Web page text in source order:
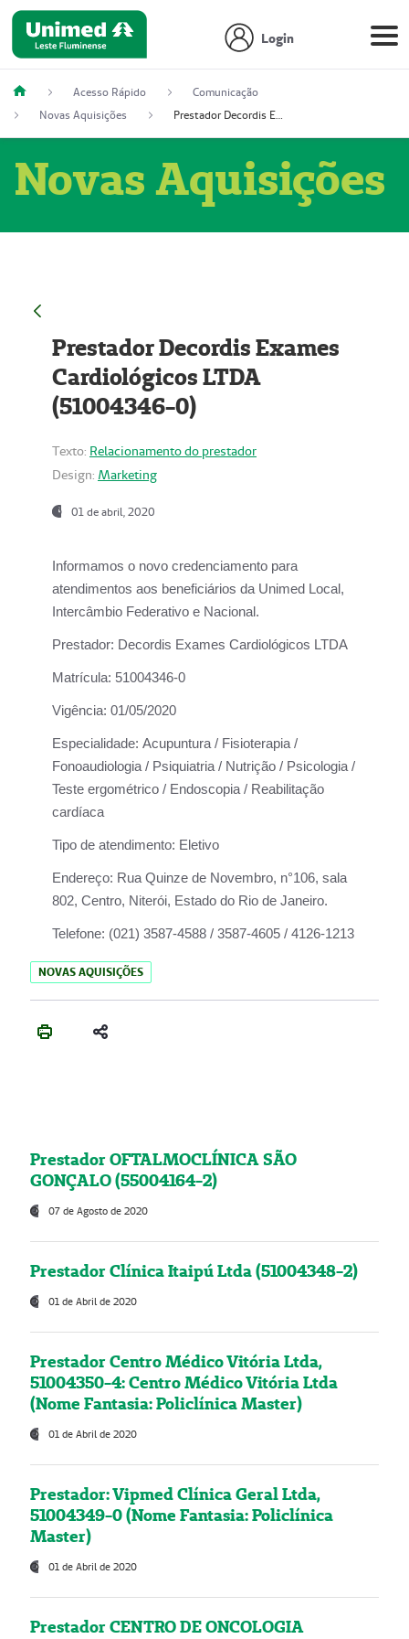
Login
Acesso Rápido
Comunicação
Novas Aquisições
Prestador Decordis Exames Cardiológicos LTDA (51004346-0)
Novas Aquisições
Prestador Decordis Exames
Cardiológicos LTDA
(51004346-0)
Texto: Relacionamento do prestador
Design: Marketing
01 de abril, 2020
Informamos o novo credenciamento para
atendimentos aos beneficiários da Unimed Local,
Intercâmbio Federativo e Nacional.
Prestador: Decordis Exames Cardiológicos LTDA
Matrícula: 51004346-0
Vigência: 01/05/2020
Especialidade: Acupuntura / Fisioterapia /
Fonoaudiologia / Psiquiatria / Nutrição / Psicologia /
Teste ergométrico / Endoscopia / Reabilitação
cardíaca
Tipo de atendimento: Eletivo
Endereço: Rua Quinze de Novembro, n°106, sala
802, Centro, Niterói, Estado do Rio de Janeiro.
Telefone: (021) 3587-4588 / 3587-4605 / 4126-1213
NOVAS AQUISIÇÕES
Prestador OFTALMOCLÍNICA SÃO
GONÇALO (55004164-2)
07 de Agosto de 2020
Prestador Clínica Itaipú Ltda (51004348-2)
01 de Abril de 2020
Prestador Centro Médico Vitória Ltda,
51004350-4: Centro Médico Vitória Ltda
(Nome Fantasia: Policlínica Master)
01 de Abril de 2020
Prestador: Vipmed Clínica Geral Ltda,
51004349-0 (Nome Fantasia: Policlínica
Master)
01 de Abril de 2020
Prestador CENTRO DE ONCOLOGIA